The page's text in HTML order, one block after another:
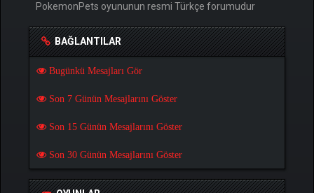
PokemonPets oyununun resmi Türkçe forumudur
BAĞLANTILAR
Bugünkü Mesajları Gör
Son 7 Günün Mesajlarını Göster
Son 15 Günün Mesajlarını Göster
Son 30 Günün Mesajlarını Göster